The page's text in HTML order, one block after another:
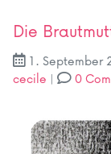
Die
1. September
cecile | 0